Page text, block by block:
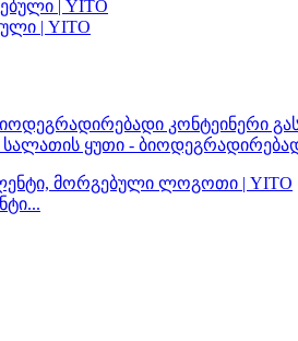
| YITO
ყუთი -